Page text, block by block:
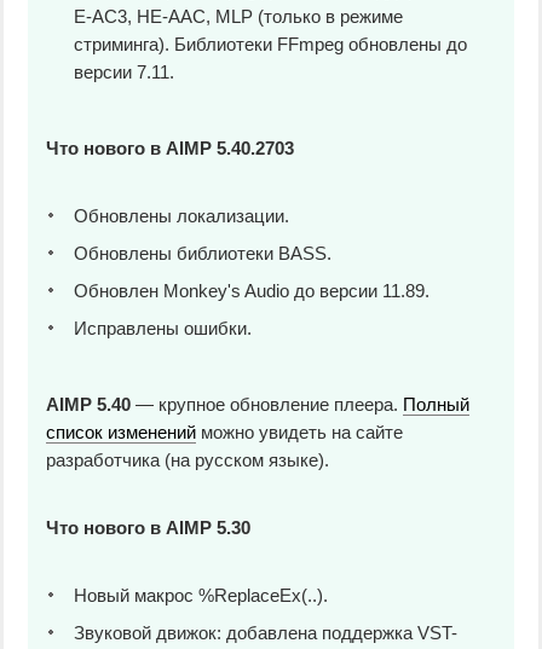
E-AC3, HE-AAC, MLP (только в режиме
стриминга). Библиотеки FFmpeg обновлены до
версии 7.11.
Что нового в AIMP 5.40.2703
Обновлены локализации.
Обновлены библиотеки BASS.
Обновлен Monkey's Audio до версии 11.89.
Исправлены ошибки.
AIMP 5.40 — крупное обновление плеера. Полный
список изменений можно увидеть на сайте
разработчика (на русском языке).
Что нового в AIMP 5.30
Новый макрос %ReplaceEx(..).
Звуковой движок: добавлена поддержка VST-